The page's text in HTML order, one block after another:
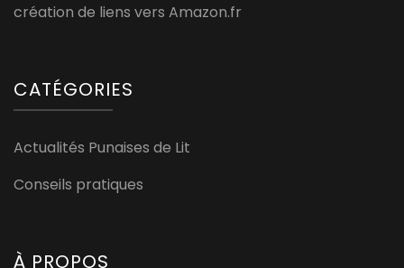
création de liens vers Amazon.fr
CATÉGORIES
Actualités Punaises de Lit
Conseils pratiques
À PROPOS